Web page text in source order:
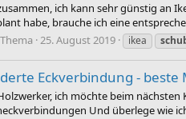
ich kann sehr günstig an
habe, brauche ich eine
Thema 25. August 2019 ikea
Eckverbindung - beste
ich möchte beim
Und überlege wie